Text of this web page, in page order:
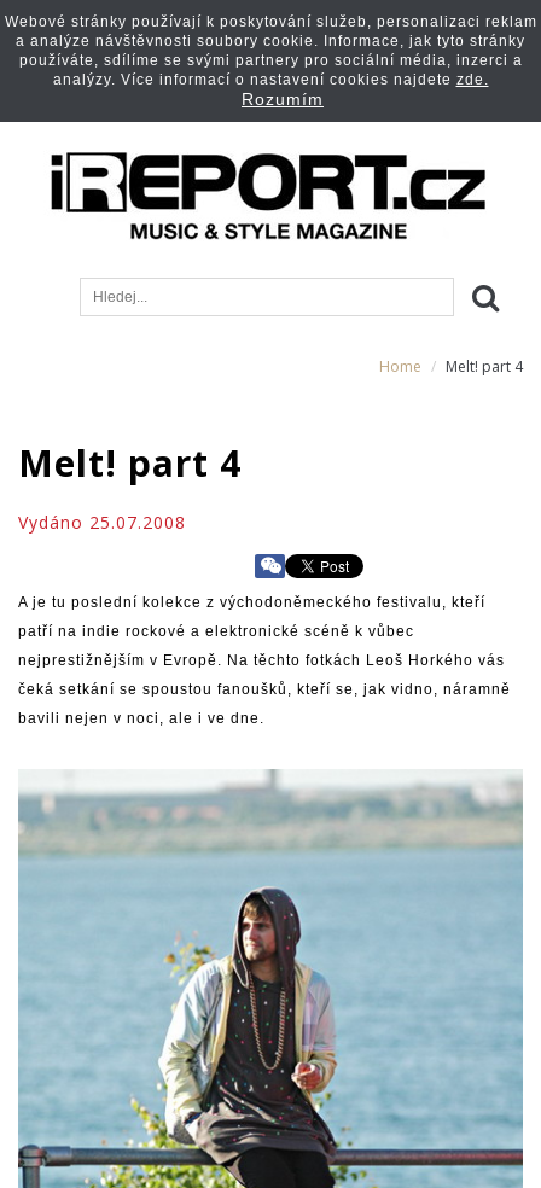
Home Melt! part 4
Melt! part 4
Vydáno 25.07.2008
A je tu poslední kolekce z východoněmeckého festivalu, kteří
patří na indie rockové a elektronické scéně k vůbec
nejprestižnějším v Evropě. Na těchto fotkách Leoš Horkého vás
čeká setkání se spoustou fanoušků, kteří se, jak vidno, náramně
bavili nejen v noci, ale i ve dne.
Webové stránky používají k poskytování služeb, personalizaci reklam
a analýze návštěvnosti soubory cookie. Informace, jak tyto stránky
používáte, sdílíme se svými partnery pro sociální média, inzerci a
analýzy. Více informací o nastavení cookies najdete zde.
Rozumím